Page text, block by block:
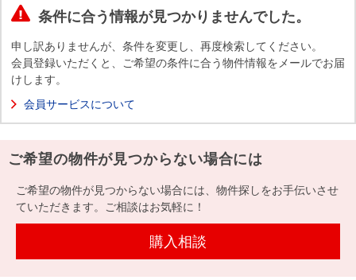
買いたいTOP
中古
ショ
ンを
探す
新
中古
一戸
を探
売りたいTOP
無
査
定
売
相
談
AI
店舗案内TOP
店舗のご
都圏）
店舗のご
古屋）
店舗のご
西）
会社情報TOP
ごあいさ
会社概
MUFG
経営ビジ
ョン
組織図
役員一
覧
本社地
図
リリース
採用情報TOP
新卒採用
キャリア
店舗案内
会社情報
採用情報
法人のお客さま
提携企業にお勤めの方
会員ページ
条件に合う情報が見つかりませんでした。
申し訳ありませんが、条件を変更し、再度検索してください。
会員登録いただくと、ご希望の条件に合う物件情報をメールでお届
けします。
会員サービスについて
ご希望の物件が見つからない場合には
ご希望の物件が見つからない場合には、物件探しをお手伝いさせ
ていただきます。ご相談はお気軽に！
購入相談